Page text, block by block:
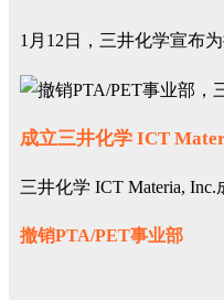
1月12日，三井化学宣布
成立三井化学 ICT
三井化学 ICT Materia,
撤销PTA/PET事业部